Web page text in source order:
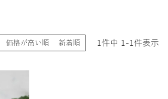
価格が高い順 新着順 1 件中 1 -1 件表示